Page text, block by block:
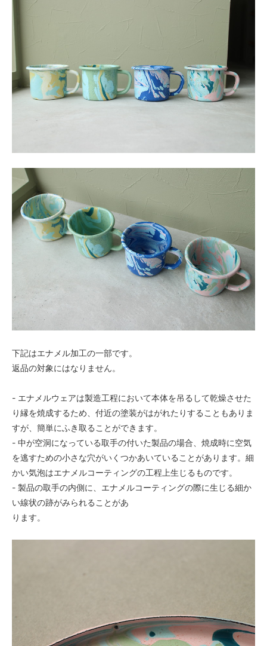
下記はエナメル加工の一部です。
返品の対象にはなりません。
- エナメルウェアは製造工程において本体を吊るして乾燥させた
り縁を焼成するため、付近の塗装がはがれたりすることもありま
すが、簡単にふき取ることができます。
- 中が空洞になっている取手の付いた製品の場合、焼成時に空気
を逃すための小さな穴がいくつかあいていることがあります。細
かい気泡はエナメルコーティングの工程上生じるものです。
- 製品の取手の内側に、エナメルコーティングの際に生じる細か
い線状の跡がみられることがあ
ります。